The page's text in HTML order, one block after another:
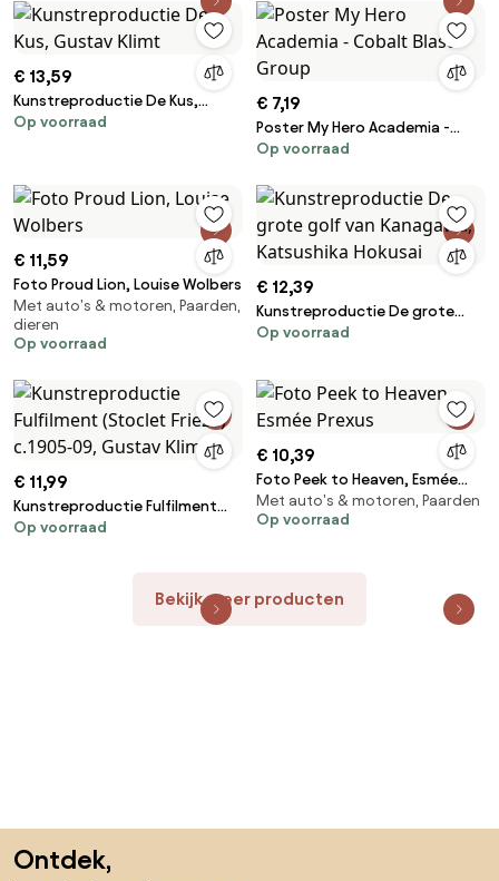
€ 13,59
Kunstreproductie De Kus,
Gustav Klimt
Op voorraad
€ 7,19
Poster My Hero Academia -
Cobalt Blast Group
Op voorraad
€ 11,59
Foto Proud Lion, Louise Wolbers
Met auto's & motoren, Paarden,
dieren
Op voorraad
€ 12,39
Kunstreproductie De grote
golf van Kanagawa, Katsushika
Op voorraad
€ 11,99
Kunstreproductie Fulfilment
(Stoclet Frieze) c.1905-09,
Op voorraad
€ 10,39
Foto Peek to Heaven, Esmée
Prexus
Met auto's & motoren, Paarden
Op voorraad
Bekijk meer producten
Ontdek,